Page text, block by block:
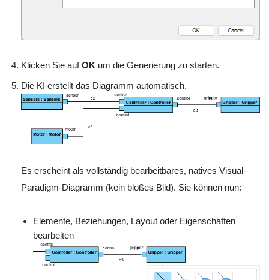
Klicken Sie aufOK um die Generierung zu starten.
Die KI erstellt das Diagramm automatisch.
Es erscheint als vollständig bearbeitbares, natives Visual-
Paradigm-Diagramm (kein bloßes Bild). Sie können nun:
Elemente, Beziehungen, Layout oder Eigenschaften
bearbeiten